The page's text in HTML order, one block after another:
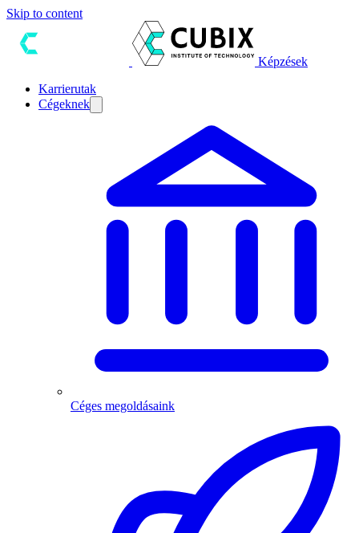
Skip to content
Képzések
Karrierutak
Cégeknek
Céges megoldásaink